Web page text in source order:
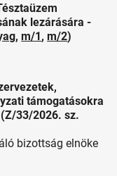
lezárására -
,m/1,m/2)
támogatásokra
33/2026. sz.
bizottság elnöke